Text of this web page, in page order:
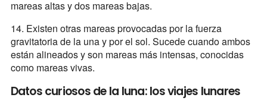
mareas altas y dos mareas bajas.
14. Existen otras mareas provocadas por la fuerza
gravitatoria de la una y por el sol. Sucede cuando ambos
están alineados y son mareas más intensas, conocidas
como mareas vivas.
Datos curiosos de la luna: los viajes lunares